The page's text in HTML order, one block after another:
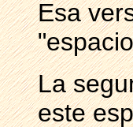
Esa
La
este